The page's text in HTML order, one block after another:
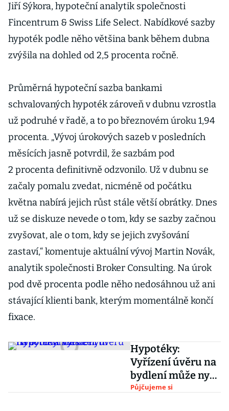
Jiří Sýkora, hypoteční analytik společnosti
Fincentrum & Swiss Life Select. Nabídkové sazby
hypoték podle něho většina bank během dubna
zvýšila na dohled od 2,5 procenta ročně.
Průměrná hypoteční sazba bankami
schvalovaných hypoték zároveň v dubnu vzrostla
už podruhé v řadě, a to po březnovém úroku 1,94
procenta. „Vývoj úrokových sazeb v posledních
měsících jasně potvrdil, že sazbám pod
2 procenta definitivně odzvonilo. Už v dubnu se
začaly pomalu zvedat, nicméně od počátku
května nabírá jejich růst stále větší obrátky. Dnes
už se diskuze nevede o tom, kdy se sazby začnou
zvyšovat, ale o tom, kdy se jejich zvyšování
zastaví,“ komentuje aktuální vývoj Martin Novák,
analytik společnosti Broker Consulting. Na úrok
pod dvě procenta podle něho nedosáhnou už ani
stávající klienti bank, kterým momentálně končí
fixace.
Hypotéky:
Vyřízení úvěru na
bydlení může nyní
trvat i dva měsíce
Půjčujeme si